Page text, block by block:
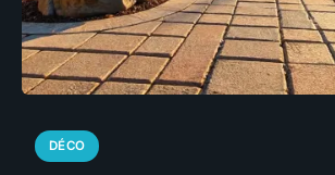
DÉCO